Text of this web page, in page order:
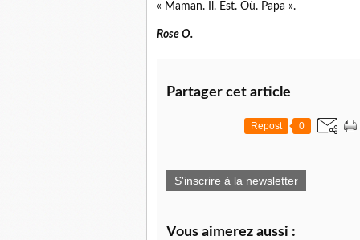
« Maman. Il. Est. Où. Papa ».
Rose O.
Partager cet article
Repost 0
S'inscrire à la newsletter
Vous aimerez aussi :